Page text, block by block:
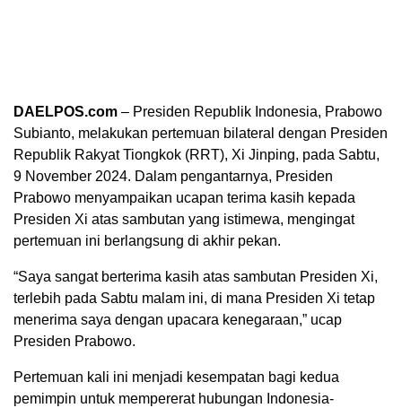
DAELPOS.com – Presiden Republik Indonesia, Prabowo
Subianto, melakukan pertemuan bilateral dengan Presiden
Republik Rakyat Tiongkok (RRT), Xi Jinping, pada Sabtu,
9 November 2024. Dalam pengantarnya, Presiden
Prabowo menyampaikan ucapan terima kasih kepada
Presiden Xi atas sambutan yang istimewa, mengingat
pertemuan ini berlangsung di akhir pekan.
“Saya sangat berterima kasih atas sambutan Presiden Xi,
terlebih pada Sabtu malam ini, di mana Presiden Xi tetap
menerima saya dengan upacara kenegaraan,” ucap
Presiden Prabowo.
Pertemuan kali ini menjadi kesempatan bagi kedua
pemimpin untuk mempererat hubungan Indonesia-